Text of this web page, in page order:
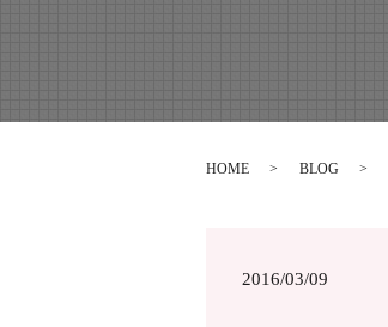
HOME BLOG
2016/03/09